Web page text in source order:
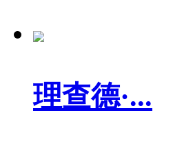
理查德·...